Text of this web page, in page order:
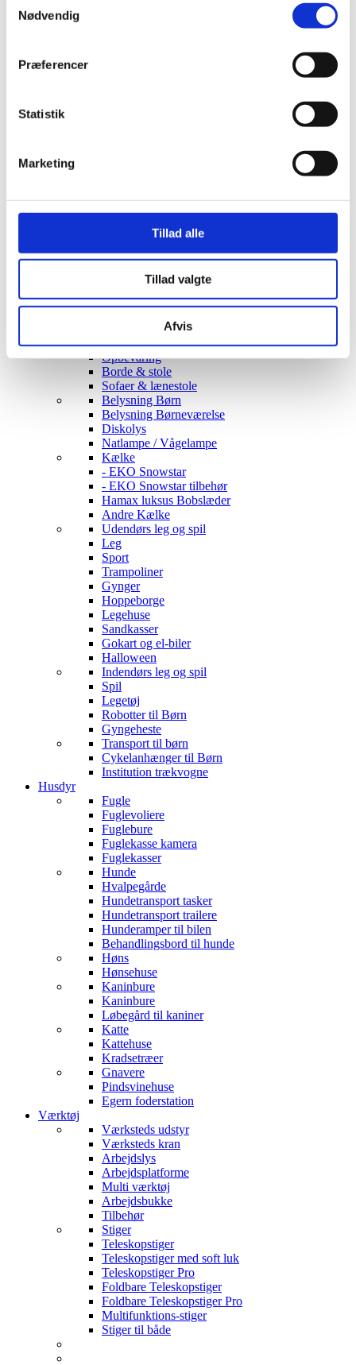
Nødvendig
Præferencer
Statistik
Marketing
Tillad alle
Tillad valgte
Afvis
Tilbehør til Strandkurve Anholt & Sylt
Model Fur
Model Rømø
Strandkurv cover I flere størrelser
Udendørs EL
Udendørs stikkontakter
Solcelleanlæg
Børnemøbler
Sminkeborde til børn
Opbevaring
Borde & stole
Sofaer & lænestole
Belysning Børn
Belysning Børneværelse
Diskolys
Natlampe / Vågelampe
Kælke
- EKO Snowstar
- EKO Snowstar tilbehør
Hamax luksus Bobslæder
Andre Kælke
Udendørs leg og spil
Leg
Sport
Trampoliner
Gynger
Hoppeborge
Legehuse
Sandkasser
Gokart og el-biler
Halloween
Indendørs leg og spil
Spil
Legetøj
Robotter til Børn
Gyngeheste
Transport til børn
Cykelanhænger til Børn
Institution trækvogne
Husdyr
Fugle
Fuglevoliere
Fuglebure
Fuglekasse kamera
Fuglekasser
Hunde
Hvalpegårde
Hundetransport tasker
Hundetransport trailere
Hunderamper til bilen
Behandlingsbord til hunde
Høns
Hønsehuse
Kaninbure
Kaninbure
Løbegård til kaniner
Katte
Kattehuse
Kradsetræer
Gnavere
Pindsvinehuse
Egern foderstation
Værktøj
Værksteds udstyr
Værksteds kran
Arbejdslys
Arbejdsplatforme
Multi værktøj
Arbejdsbukke
Tilbehør
Stiger
Teleskopstiger
Teleskopstiger med soft luk
Teleskopstiger Pro
Foldbare Teleskopstiger
Foldbare Teleskopstiger Pro
Multifunktions-stiger
Stiger til både